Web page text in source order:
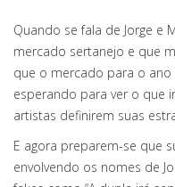
Quando se fala de Jorge e
mercado sertanejo e que
que o mercado para o
esperando para ver o que
artistas definirem suas
E agora preparem-se que
envolvendo os nomes de